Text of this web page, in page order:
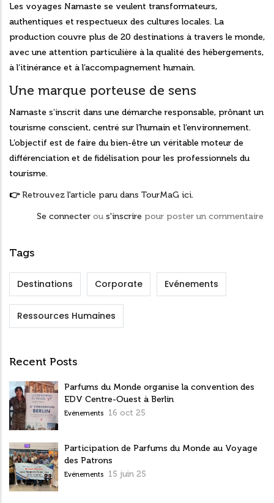
Les voyages Namaste se veulent transformateurs,
authentiques et respectueux des cultures locales. La
production couvre plus de 20 destinations à travers le monde,
avec une attention particulière à la qualité des hébergements,
à l’itinérance et à l’accompagnement humain.
Une marque porteuse de sens
Namaste s’inscrit dans une démarche responsable, prônant un
tourisme conscient, centré sur l’humain et l’environnement.
L’objectif est de faire du bien-être un véritable moteur de
différenciation et de fidélisation pour les professionnels du
tourisme.
👉Retrouvez l'article paru dans TourMaG ici.
Se connecter ou s'inscrire pour poster un commentaire
Tags
Destinations Corporate Evénements
Ressources Humaines
Recent Posts
Parfums du Monde organise la convention des
EDV Centre-Ouest à Berlin
Evénements 16 oct 25
Participation de Parfums du Monde au Voyage
des Patrons
Evénements 15 juin 25